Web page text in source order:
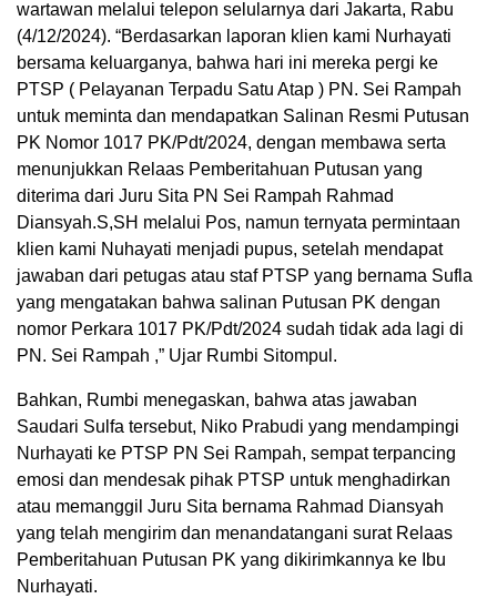
wartawan melalui telepon selularnya dari Jakarta, Rabu
(4/12/2024). “Berdasarkan laporan klien kami Nurhayati
bersama keluarganya, bahwa hari ini mereka pergi ke
PTSP ( Pelayanan Terpadu Satu Atap ) PN. Sei Rampah
untuk meminta dan mendapatkan Salinan Resmi Putusan
PK Nomor 1017 PK/Pdt/2024, dengan membawa serta
menunjukkan Relaas Pemberitahuan Putusan yang
diterima dari Juru Sita PN Sei Rampah Rahmad
Diansyah.S,SH melalui Pos, namun ternyata permintaan
klien kami Nuhayati menjadi pupus, setelah mendapat
jawaban dari petugas atau staf PTSP yang bernama Sufla
yang mengatakan bahwa salinan Putusan PK dengan
nomor Perkara 1017 PK/Pdt/2024 sudah tidak ada lagi di
PN. Sei Rampah ,” Ujar Rumbi Sitompul.
Bahkan, Rumbi menegaskan, bahwa atas jawaban
Saudari Sulfa tersebut, Niko Prabudi yang mendampingi
Nurhayati ke PTSP PN Sei Rampah, sempat terpancing
emosi dan mendesak pihak PTSP untuk menghadirkan
atau memanggil Juru Sita bernama Rahmad Diansyah
yang telah mengirim dan menandatangani surat Relaas
Pemberitahuan Putusan PK yang dikirimkannya ke Ibu
Nurhayati.